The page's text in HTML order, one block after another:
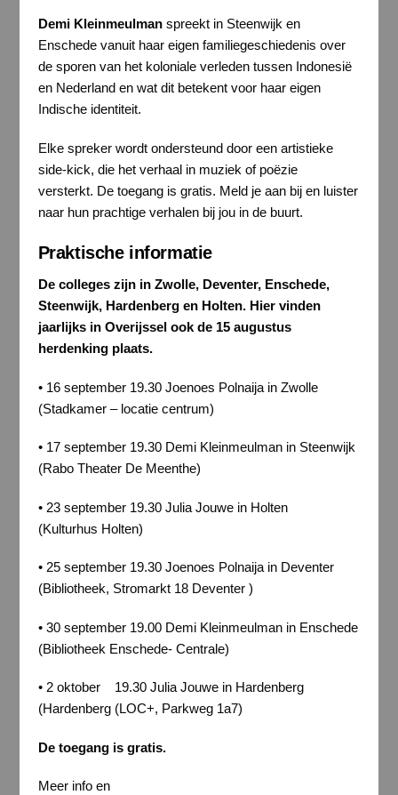
Demi Kleinmeulmanspreekt in Steenwijk en
Enschede vanuit haar eigen familiegeschiedenis over
de sporen van het koloniale verleden tussen Indonesië
en Nederland en wat dit betekent voor haar eigen
Indische identiteit.
Elke spreker wordt ondersteund door een artistieke
side-kick, die het verhaal in muziek of poëzie
versterkt. De toegang is gratis. Meld je aan bij en luister
naar hun prachtige verhalen bij jou in de buurt.
Praktische informatie
De colleges zijn in Zwolle, Deventer, Enschede,
Steenwijk, Hardenberg en Holten. Hier vinden
jaarlijks in Overijssel ook de 15 augustus
herdenking plaats.
• 16 september 19.30 Joenoes Polnaija in Zwolle
(Stadkamer – locatie centrum)
• 17 september 19.30 Demi Kleinmeulman in Steenwijk
(Rabo Theater De Meenthe)
• 23 september 19.30 Julia Jouwe in Holten
(Kulturhus Holten)
• 25 september 19.30 Joenoes Polnaija in Deventer
(Bibliotheek, Stromarkt 18 Deventer )
• 30 september 19.00 Demi Kleinmeulman in Enschede
(Bibliotheek Enschede- Centrale)
• 2 oktober 19.30 Julia Jouwe in Hardenberg
(Hardenberg (LOC+, Parkweg 1a7)
De toegang is gratis.
Meer info en